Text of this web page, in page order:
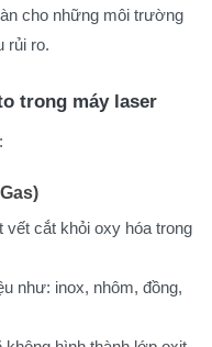
cho những môi trường
rủi ro.
trong máy laser
cắt khỏi oxy hóa trong
như: inox, nhôm, đồng,